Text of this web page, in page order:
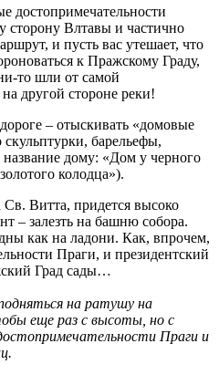
достопримечательности
сторону Влтавы и частично
и пусть вас утешает, что
к Пражскому Граду,
то шли от самой
другой стороне реки!
– отыскивать «домовые
барельефы,
дому: «Дом у черного
колодца»).
Витта, придется высоко
– залезть на башню собора.
как на ладони. Как, впрочем,
Праги, и президентский
Град сады…
на ратушу на
еще раз с высоты, но с
Праги и